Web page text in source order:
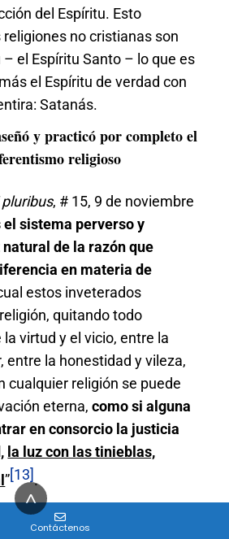
del Espíritu. Esto
no cristianas son
el Espíritu Santo – lo que es
el Espíritu de verdad con
Satanás.
y practicó por completo el
religioso
pluribus, # 15, 9 de noviembre
el sistema perverso y
de la razón que
en materia de
estos inveterados
quitando todo
virtud y el vicio, entre la
entre la honestidad y vileza,
cualquier religión se puede
eterna, como si alguna
en consorcio la justicia
la luz con las tinieblas,
”[13].
de Juan Pablo II fue tal
más común de sus volúmenes
^
Contáctenos